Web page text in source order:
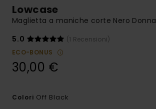
Lowcase
Maglietta a maniche corte Nero Donna
5.0
(1 Recensioni)
ECO-BONUS
30,00 €
Colori Off Black